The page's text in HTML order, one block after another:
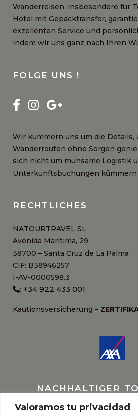
Valoramos tu privacidad
Wanderreisen, insbesondere für
Hotel mit Gepäcktransfer,
exzellenten Service und
indem wir uns ganz nach Ihren
FOLGE UNS !
Wir kümmern uns um die Details,
Wanderrouten ohne Sorgen
sich nicht um mühsame Logistik
Unterkunftsbuchungen kümmern
RECHTLICHES
NATOURTRAVEL SL
Avenida Marítima, 29
38700 – Santa Cruz de La Palma
CIF: B38946257
I-AV-0000598.3
: +34 922 433 001
Kautionsversicherung –
NACHHALTIGER